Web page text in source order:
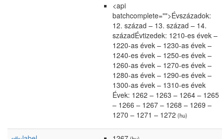
<api
batchcomplete="">Évszázadok:
12. század – 13. század – 14.
századÉvtizedek: 1210-es évek –
1220-as évek – 1230-as évek –
1240-es évek – 1250-es évek –
1260-as évek – 1270-es évek –
1280-as évek – 1290-es évek –
1300-as évek – 1310-es évek
Évek: 1262 – 1263 – 1264 – 1265
– 1266 – 1267 – 1268 – 1269 –
1270 – 1271 – 1272 (hu)